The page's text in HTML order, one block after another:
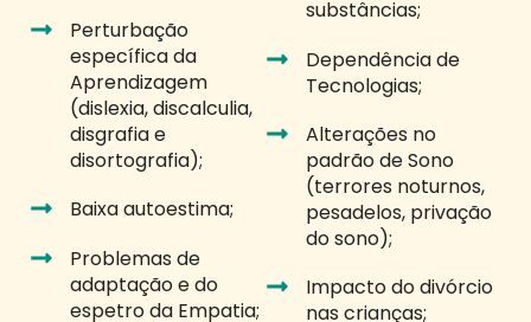
Perturbação
específica da
Aprendizagem
(dislexia, discalculia,
disgrafia e
disortografia);
Baixa autoestima;
Problemas de
adaptação e do
espetro da Empatia;
substâncias;
Dependência de
Tecnologias;
Alterações no
padrão de Sono
(terrores noturnos,
pesadelos, privação
do sono);
Impacto do divórcio
nas crianças;